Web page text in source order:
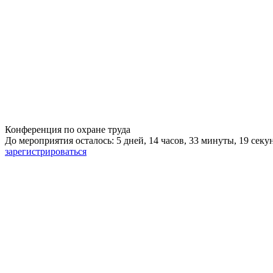
Конференция по охране труда
До мероприятия осталось: 5 дней, 14 часов, 33 минуты, 18
зарегистрироваться